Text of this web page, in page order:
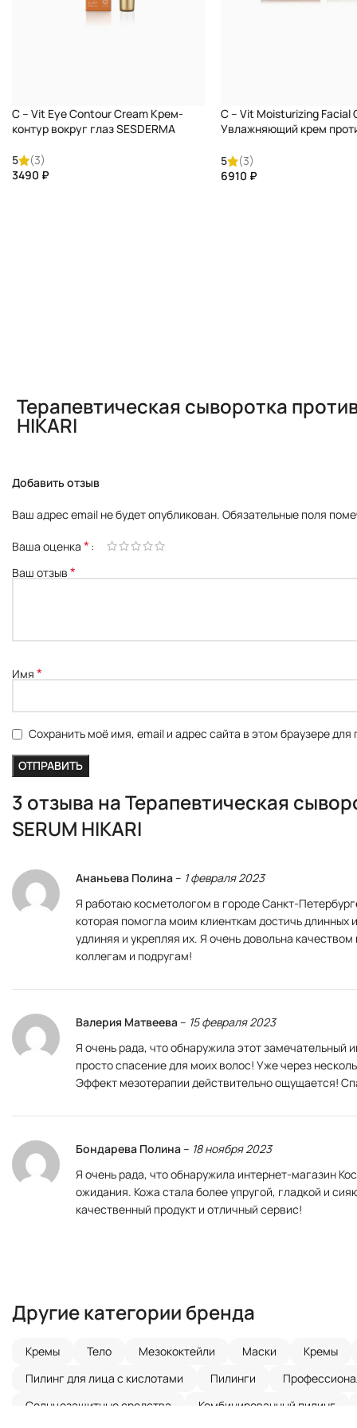
C – Vit Eye Contour Cream Крем-
контур вокруг глаз SESDERMA
5
(3)
₽
C – Vit Moisturizing Facial
Увлажняющий крем
5
(3)
₽
Терапевтическая сыворотка
HIKARI
3 отзыва наТерапевтическая
SERUM HIKARI
Ананьева Полина– 1 февраля 2023
Я работаю косметологом в городе Санкт-
которая помогла моим клиенткам достичь
удлиняя и укрепляя их. Я очень довольна
коллегам и подругам!
Валерия Матвеева– 15 февраля 2023
Я очень рада, что обнаружила этот замечательный
просто спасение для моих волос! Уже через
Эффект мезотерапии действительно ощущается!
Бондарева Полина– 18 ноября 2023
Я очень рада, что обнаружила интернет-магазин
ожидания. Кожа стала более упругой, гладкой и
качественный продукт и отличный сервис!
Добавить отзыв
Ваш адрес email не будет опубликован. Обязательные поля
Ваша оценка *
Ваш отзыв *
Имя *
Сохранить моё имя, email и адрес сайта в этом браузере
Другие категории бренда
Кремы Тело Мезококтейли Маски Кремы
Пилинг для лица с кислотами
Пилинги
Солнцезащитные средства
Комбинированный пилинг